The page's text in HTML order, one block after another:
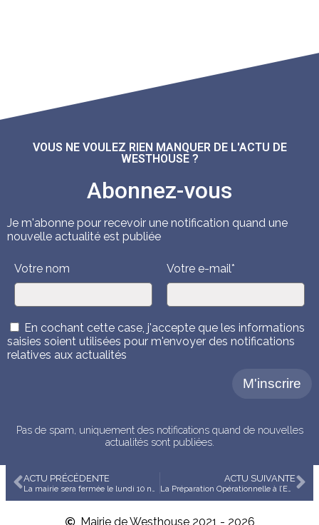
VOUS NE VOULEZ RIEN MANQUER DE L'ACTU DE
WESTHOUSE ?
Abonnez-vous
Je m'abonne pour recevoir une notification quand une
nouvelle actualité est publiée
Votre nom Votre e-mail*
En cochant cette case, j'accepte que les informations
saisies soient utilisées pour m'envoyer des notifications
relatives aux actualités
Pas de spam, uniquement des notifications quand de nouvelles
actualités sont publiées.
ACTU PRÉCÉDENTE ACTU SUIVANTE
La Préparation Opérationnelle à l’Emploi
Mairie de Westhouse 2021 - 2026